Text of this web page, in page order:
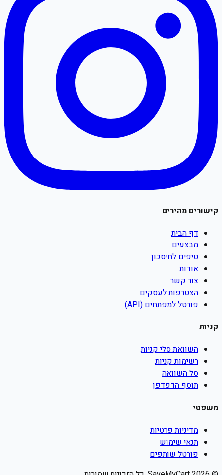
קישורים מהירים
דף הבית
מבצעים
טיפים לחיסכון
אודות
צור קשר
הצטרפות לעסקים
פורטל למפתחים (API)
קניות
השוואת סלי קניות
רשימות קניות
סל השוואה
תוסף הדפדפן
משפטי
מדיניות פרטיות
תנאי שימוש
פורטל שותפים